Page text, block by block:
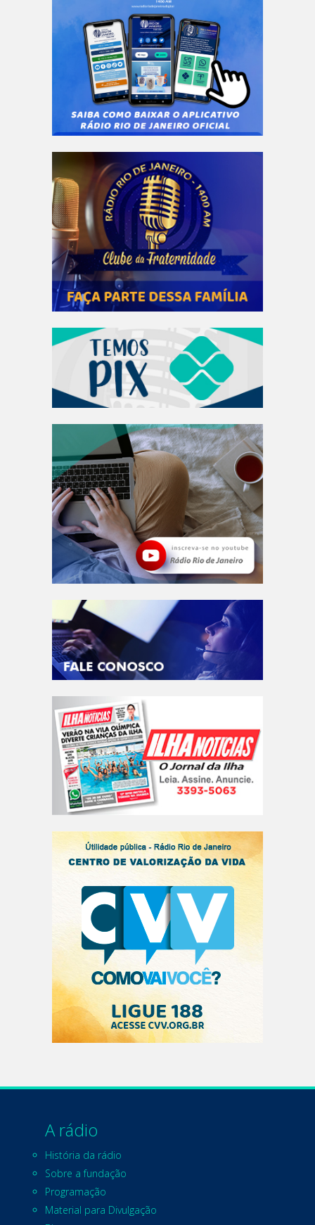
A rádio
História da rádio
Sobre a fundação
Programação
Material para Divulgação